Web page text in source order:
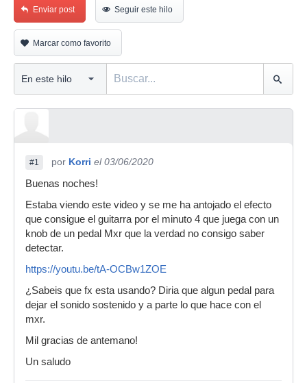
Enviar post Seguir este hilo
Marcar como favorito
#1 por Korri el 03/06/2020
Buenas noches!
Estaba viendo este video y se me ha antojado el efecto
que consigue el guitarra por el minuto 4 que juega con un
knob de un pedal Mxr que la verdad no consigo saber
detectar.
https://youtu.be/tA-OCBw1ZOE
¿Sabeis que fx esta usando? Diria que algun pedal para
dejar el sonido sostenido y a parte lo que hace con el
mxr.
Mil gracias de antemano!
Un saludo